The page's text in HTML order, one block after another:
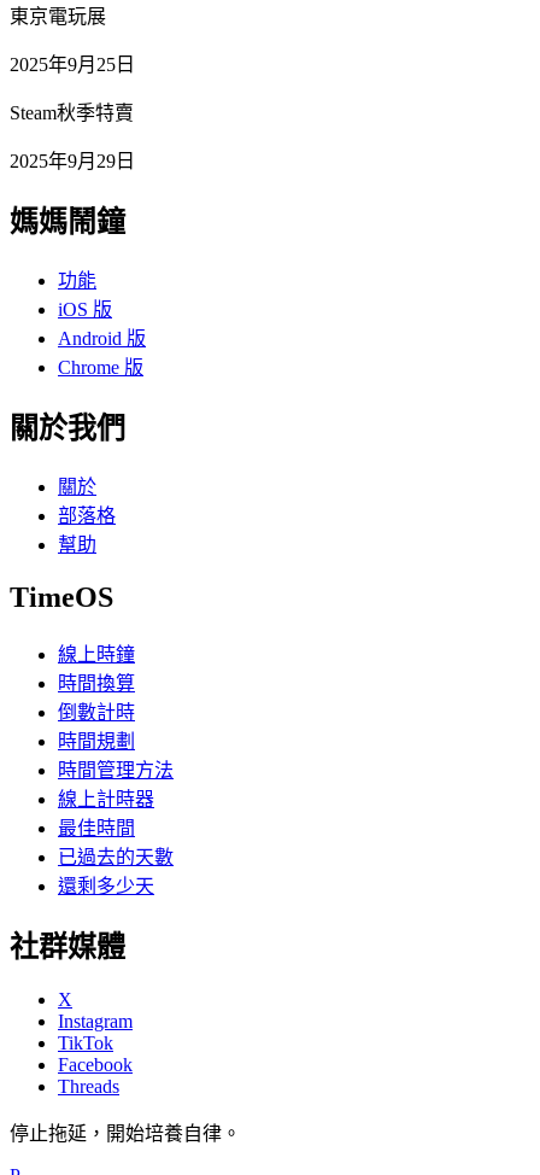
東京電玩展
2025年9月25日
Steam秋季特賣
2025年9月29日
媽媽鬧鐘
功能
iOS 版
Android 版
Chrome 版
關於我們
關於
部落格
幫助
TimeOS
線上時鐘
時間換算
倒數計時
時間規劃
時間管理方法
線上計時器
最佳時間
已過去的天數
還剩多少天
社群媒體
X
Instagram
TikTok
Facebook
Threads
停止拖延，開始培養自律。